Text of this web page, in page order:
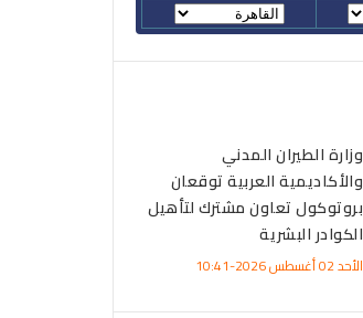
وزارة الطيران المدني
والأكاديمية العربية توقعان
بروتوكول تعاون مشترك لتأهيل
الكوادر البشرية
الأحد 02 أغسطس 2026-10:41